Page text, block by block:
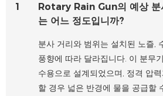
1
Rotary Rain Gun의 예상 분
는 어느 정도입니까?
분사 거리와 범위는 설치된 노즐,
풍향에 따라 달라집니다. 이 분무
수용으로 설계되었으며, 정격 압
할 경우 넓은 반경에 물을 공급할